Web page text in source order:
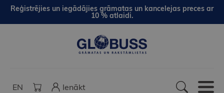
Reģistrējies un iegādājies grāmatas un kancelejas preces ar
10 % atlaidi.
EN Ienākt